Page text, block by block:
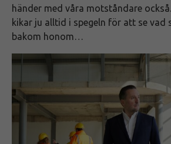
händer med våra motståndare
kikar ju alltid i spegeln för att se vad
bakom honom…